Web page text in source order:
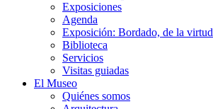
Exposiciones
Agenda
Exposición: Bordado, de la virtud
Biblioteca
Servicios
Visitas guiadas
El Museo
Quiénes somos